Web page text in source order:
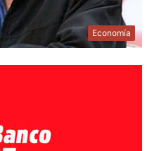
Economía